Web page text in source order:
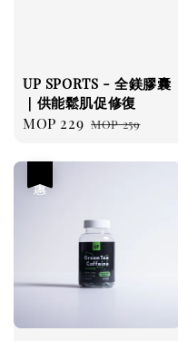
UP SPORTS - 全鎂膠囊
｜供能鬆肌促修復
Sale
MOP 229 Regular
MOP 259